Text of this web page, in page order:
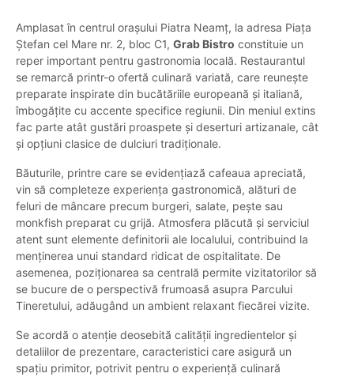
Amplasat în centrul orașului Piatra Neamț, la adresa Piața
Ștefan cel Mare nr. 2, bloc C1, Grab Bistro constituie un
reper important pentru gastronomia locală. Restaurantul
se remarcă printr-o ofertă culinară variată, care reunește
preparate inspirate din bucătăriile europeană și italiană,
îmbogățite cu accente specifice regiunii. Din meniul extins
fac parte atât gustări proaspete și deserturi artizanale, cât
și opțiuni clasice de dulciuri tradiționale.
Băuturile, printre care se evidențiază cafeaua apreciată,
vin să completeze experiența gastronomică, alături de
feluri de mâncare precum burgeri, salate, pește sau
monkfish preparat cu grijă. Atmosfera plăcută și serviciul
atent sunt elemente definitorii ale localului, contribuind la
menținerea unui standard ridicat de ospitalitate. De
asemenea, poziționarea sa centrală permite vizitatorilor să
se bucure de o perspectivă frumoasă asupra Parcului
Tineretului, adăugând un ambient relaxant fiecărei vizite.
Se acordă o atenție deosebită calității ingredientelor și
detaliilor de prezentare, caracteristici care asigură un
spațiu primitor, potrivit pentru o experiență culinară